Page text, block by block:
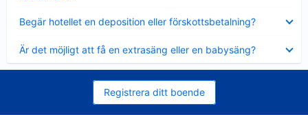
Begär hotellet en deposition eller förskottsbetalning?
mindre
Är det möjligt att få en extrasäng eller en babysäng?
mindre
Registrera ditt boende